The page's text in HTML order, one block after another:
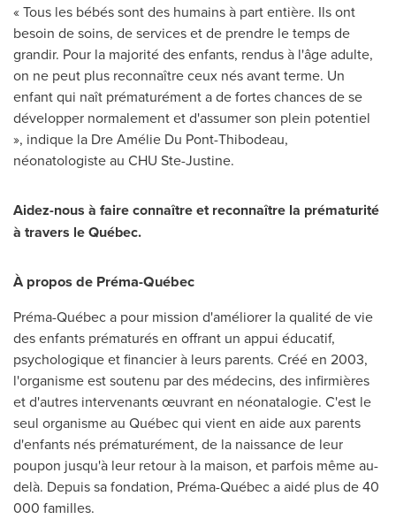
« Tous les bébés sont des humains à part entière. Ils ont
besoin de soins, de services et de prendre le temps de
grandir. Pour la majorité des enfants, rendus à l'âge adulte,
on ne peut plus reconnaître ceux nés avant terme. Un
enfant qui naît prématurément a de fortes chances de se
développer normalement et d'assumer son plein potentiel
», indique la Dre Amélie Du Pont-Thibodeau,
néonatologiste au CHU Ste-Justine.
Aidez-nous à faire connaître et reconnaître la prématurité
à travers le Québec.
À propos de Préma-Québec
Préma-Québec a pour mission d'améliorer la qualité de vie
des enfants prématurés en offrant un appui éducatif,
psychologique et financier à leurs parents. Créé en 2003,
l'organisme est soutenu par des médecins, des infirmières
et d'autres intervenants œuvrant en néonatalogie. C'est le
seul organisme au Québec qui vient en aide aux parents
d'enfants nés prématurément, de la naissance de leur
poupon jusqu'à leur retour à la maison, et parfois même au-
delà. Depuis sa fondation, Préma-Québec a aidé plus de 40
000 familles.